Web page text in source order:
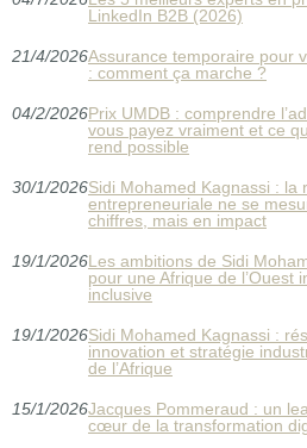
LinkedIn B2B (2026)
21/4/2026Assurance temporaire pour
: comment ça marche ?
04/2/2026Prix UMDB : comprendre
vous payez vraiment et ce
rend possible
30/1/2026Sidi Mohamed Kagnassi : la
entrepreneuriale ne se
chiffres, mais en impact
19/1/2026Les ambitions de Sidi
pour une Afrique de l’Ouest
inclusive
19/1/2026Sidi Mohamed Kagnassi :
innovation et stratégie
de l’Afrique
15/1/2026Jacques Pommeraud : un
cœur de la transformation